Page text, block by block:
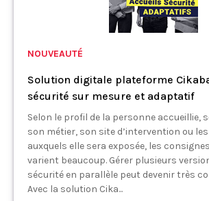
NOUVEAUTÉ
Solution digitale plateforme
sécurité sur mesure et adaptatif
Selon le profil de la personne accueillie,
son métier, son site d’intervention ou
auxquels elle sera exposée, les
varient beaucoup. Gérer plusieurs
sécurité en parallèle peut devenir très
Avec la solution Cika...